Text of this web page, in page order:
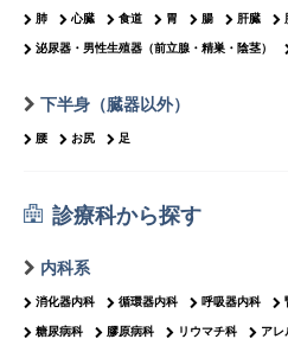
肺 心臓 食道 胃 腸 肝臓
泌尿器・男性生殖器（前立腺・精巣・陰茎）
下半身（臓器以外）
腰 お尻 足
診療科から探す
内科系
消化器内科 循環器内科 呼吸器内科
糖尿病科 膠原病科 リウマチ科 アレ